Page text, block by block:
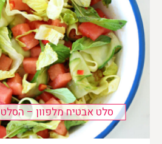
סלט אבטיח מלפוון –